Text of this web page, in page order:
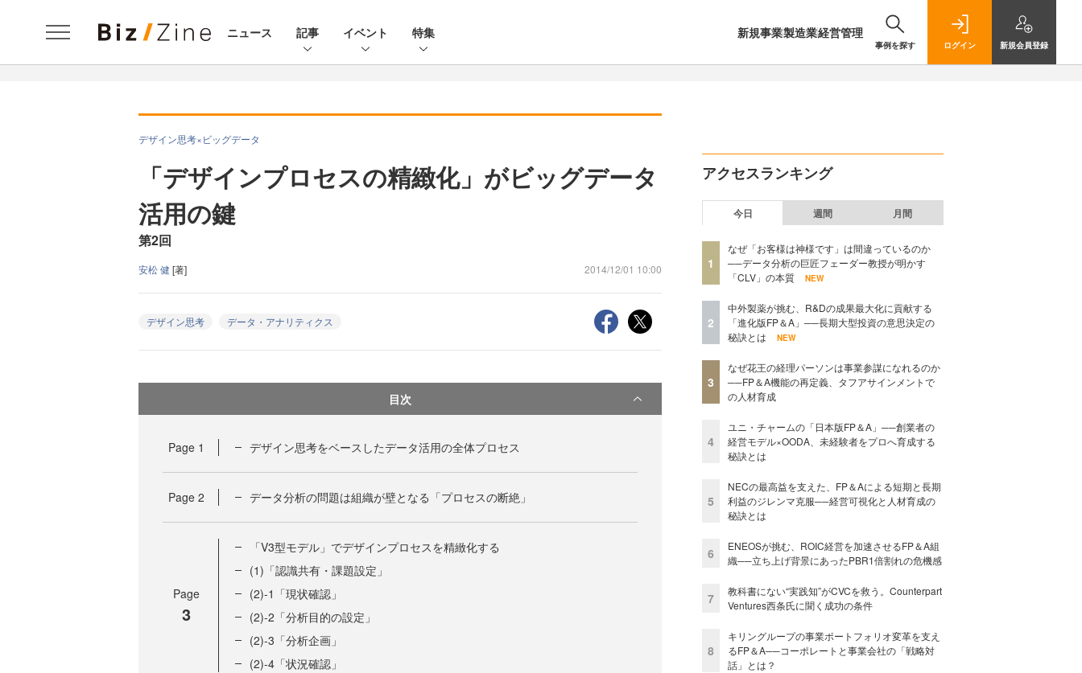
ニュース 記事 イベント 特集 新規事業製造業経営管理
事例を探す ログイン 新規会員登録
デザイン思考×ビッグデータ
「デザインプロセスの精緻化」がビッグデータ
活用の鍵
第2回
安松 健 [著] 2014/12/01 10:00
デザイン思考 データ・アナリティクス
目次
Page 1 デザイン思考をベースしたデータ活用の全体プロセス
Page 2 データ分析の問題は組織が壁となる「プロセスの断絶」
Page
3
「V3型モデル」でデザインプロセスを精緻化する
(1)「認識共有・課題設定」
(2)-1「現状確認」
(2)-2「分析目的の設定」
(2)-3「分析企画」
(2)-4「状況確認」
アクセスランキング
今日 週間 月間
1
なぜ「お客様は神様です」は間違っているのか
──データ分析の巨匠フェーダー教授が明かす
「CLV」の本質
NEW
2
中外製薬が挑む、R&Dの成果最大化に貢献する
「進化版FP＆A」──長期大型投資の意思決定の
秘訣とは
NEW
3
なぜ花王の経理パーソンは事業参謀になれるのか
──FP＆A機能の再定義、タフアサインメントで
の人材育成
4
ユニ・チャームの「日本版FP＆A」──創業者の
経営モデル×OODA、未経験者をプロへ育成する
秘訣とは
5
NECの最高益を支えた、FP＆Aによる短期と長期
利益のジレンマ克服──経営可視化と人材育成の
秘訣とは
6
ENEOSが挑む、ROIC経営を加速させるFP＆A組
織──立ち上げ背景にあったPBR1倍割れの危機感
7
教科書にない“実践知”がCVCを救う。Counterpart
Ventures西条氏に聞く成功の条件
8
キリングループの事業ポートフォリオ変革を支え
るFP＆A──コーポレートと事業会社の「戦略対
話」とは？